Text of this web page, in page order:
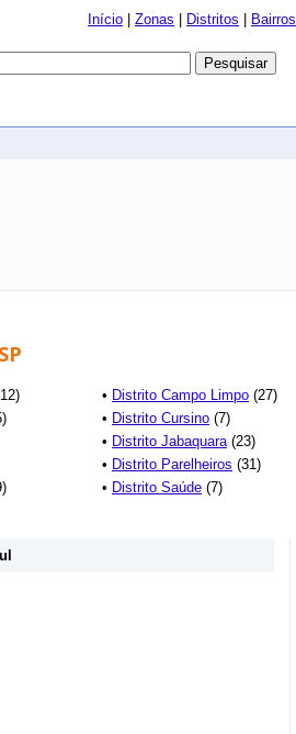
Início Zonas Distritos Bairros
• Distrito Campo Limpo (27)
• Distrito Cursino (7)
• Distrito Jabaquara(23)
• Distrito Parelheiros (31)
• Distrito Saúde (7)